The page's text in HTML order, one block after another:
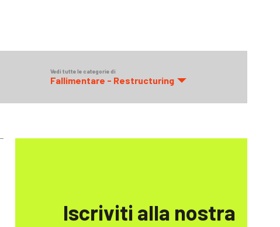
Vedi tutte le categorie di
Fallimentare - Restructuring
Iscriviti alla nostra